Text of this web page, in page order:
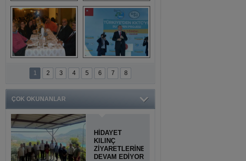
Titiopolis Antik
Kenti tanıtımı
Doğan Cüceloğlu,
İstanbul’da Mersinli
hemşerileriyle
buluştu
Anamurlular
Buluşması
KKTC’ye Su Temin
Projesi açılışı
1 2 3 4 5 6 7 8
ÇOK OKUNANLAR
HİDAYET
KILINÇ
ZİYARETLERİNE
DEVAM EDİYOR